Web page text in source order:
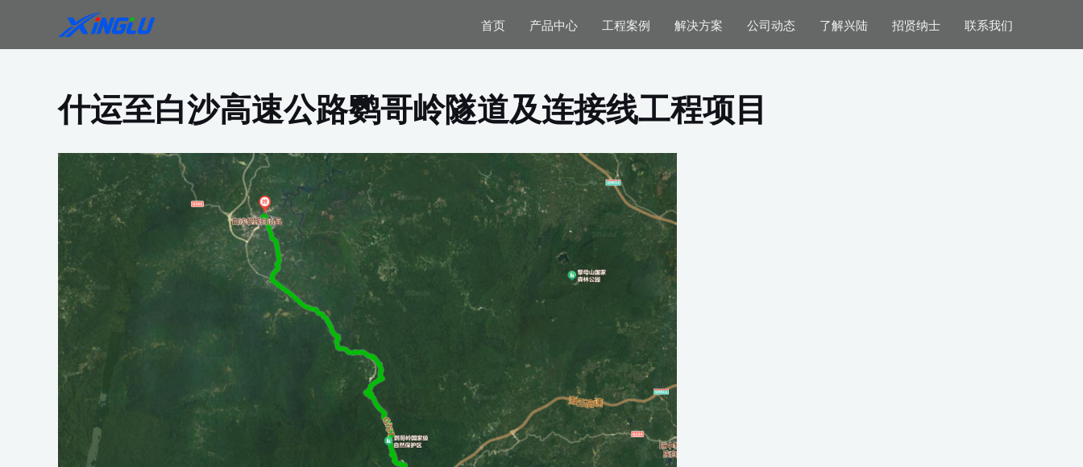
内
首页 产品中心 工程案例 解决方案 公司动态 了解兴陆 招贤纳士 联系我们
什运至白沙高速公路鹦哥岭隧道及连接线工程项目